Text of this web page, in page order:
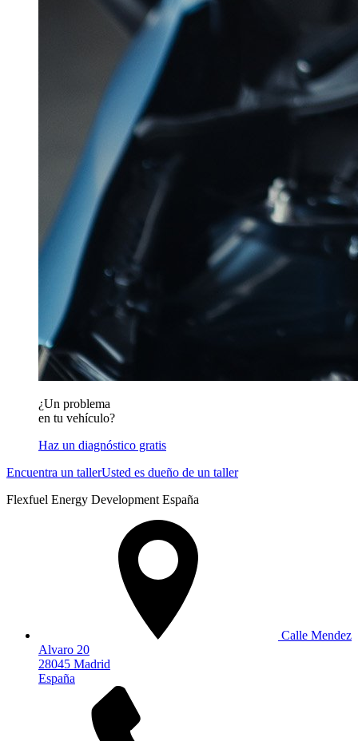
¿Un problema
en tu vehículo?
Haz un diagnóstico gratis
Encuentra un tallerUsted es dueño de un taller
Flexfuel Energy Development España
Calle Mendez
Alvaro 20
28045 Madrid
España